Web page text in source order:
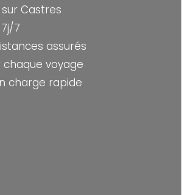
Castres
7
assurés
voyage
charge rapide